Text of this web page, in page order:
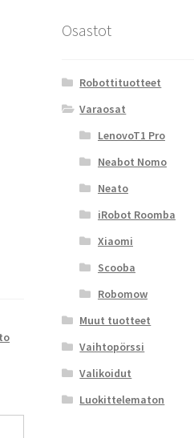
Osastot
Robottituotteet
Varaosat
LenovoT1 Pro
Neabot Nomo
Neato
iRobot Roomba
Xiaomi
Scooba
Robomow
Muut tuotteet
Vaihtopörssi
Valikoidut
Luokittelematon